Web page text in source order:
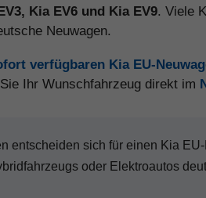
Kia EV6 und Kia EV9. Viele
Neuwagen.
verfügbaren Kia EU-
Ihr Wunschfahrzeug direkt im
entscheiden sich für einen Kia
oder Elektroautos